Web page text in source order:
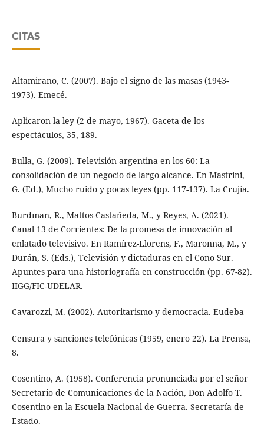
CITAS
Altamirano, C. (2007). Bajo el signo de las masas (1943-
1973). Emecé.
Aplicaron la ley (2 de mayo, 1967). Gaceta de los
espectáculos, 35, 189.
Bulla, G. (2009). Televisión argentina en los 60: La
consolidación de un negocio de largo alcance. En Mastrini,
G. (Ed.), Mucho ruido y pocas leyes (pp. 117-137). La Crujía.
Burdman, R., Mattos-Castañeda, M., y Reyes, A. (2021).
Canal 13 de Corrientes: De la promesa de innovación al
enlatado televisivo. En Ramírez-Llorens, F., Maronna, M., y
Durán, S. (Eds.), Televisión y dictaduras en el Cono Sur.
Apuntes para una historiografía en construcción (pp. 67-82).
IIGG/FIC-UDELAR.
Cavarozzi, M. (2002). Autoritarismo y democracia. Eudeba
Censura y sanciones telefónicas (1959, enero 22). La Prensa,
8.
Cosentino, A. (1958). Conferencia pronunciada por el señor
Secretario de Comunicaciones de la Nación, Don Adolfo T.
Cosentino en la Escuela Nacional de Guerra. Secretaría de
Estado.